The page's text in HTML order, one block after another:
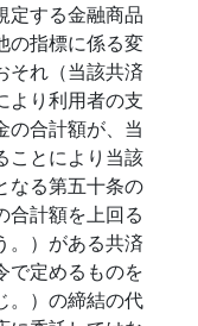
定する金融商品
の指標に係る変
それ（当該共済
より利用者の支
の合計額が、当
ことにより当該
なる第五十条の
合計額を上回る
。）がある共済
で定めるものを
。）の締結の代